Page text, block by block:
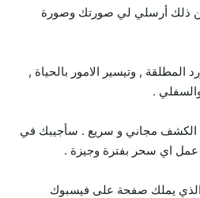
تريدين ذلك أرسلي لي صورتك وصورة
المطلقة , وتيسير الامور بالحياة ,
.
، الكشف مجاني و سريع . سأجيبك في
عمل اي سحر بفترة وجيزة .
الذي يملك صفحة على فيسبوك